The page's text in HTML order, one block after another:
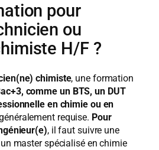
pour
ou
H/F ?
chimiste, une formation
comme un BTS, un DUT
en chimie ou en
requise. Pour
, il faut suivre une
master spécialisé en chimie